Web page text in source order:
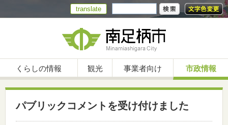
translate
くらしの情報 観光 事業者向け 市政情報
パブリックコメントを受け付けました